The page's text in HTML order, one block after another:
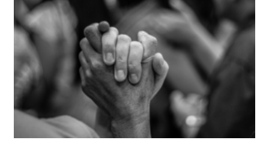
Ce site utilise des cookies pour vous garantir
la meilleure expérience sur notre site. En
utilisant notre site, vous acceptez les
cookies. En savoir plus
OK j'ai compris
Décliner